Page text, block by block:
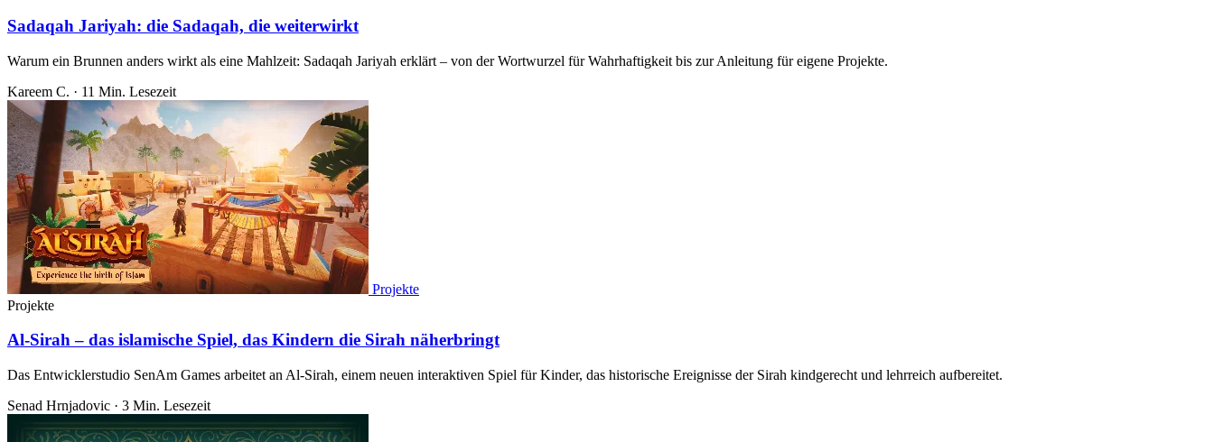
Sadaqah Jariyah: die Sadaqah, die weiterwirkt
Warum ein Brunnen anders wirkt als eine Mahlzeit: Sadaqah Jariyah erklärt – von der Wortwurzel für Wahrhaftigkeit bis zur Anleitung für eigene Projekte.
Kareem C. · 11 Min. Lesezeit
Projekte
Projekte
Al-Sirah – das islamische Spiel, das Kindern die Sirah näherbringt
Das Entwicklerstudio SenAm Games arbeitet an Al-Sirah, einem neuen interaktiven Spiel für Kinder, das historische Ereignisse der Sirah kindgerecht und lehrreich aufbereitet.
Senad Hrnjadovic · 3 Min. Lesezeit